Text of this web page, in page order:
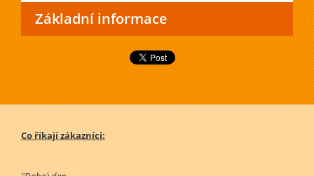
Základní informace
Co říkají zákazníci: